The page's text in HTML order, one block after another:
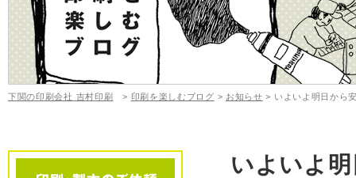
下関の印刷会社 吉村印刷 > 印刷を楽しむブログ > お知らせ > いよいよ明日から
いよいよ